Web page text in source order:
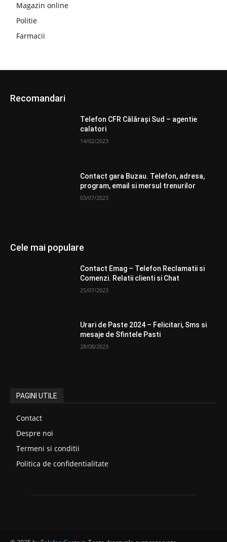
Magazin online
Politie
Farmacii
Recomandari
Telefon CFR Călăraşi Sud – agentie
calatori
14/02/2023
Contact gara Buzau. Telefon, adresa,
program, email si mersul trenurilor
03/07/2023
Cele mai populare
Contact Emag – Telefon Reclamatii si
Comenzi. Relatii clienti si Chat
25/07/2023
Urari de Paste 2024 – Felicitari, Sms si
mesaje de Sfintele Pasti
28/08/2023
PAGINI UTILE
Contact
Despre noi
Termeni si conditii
Politica de confidentialitate